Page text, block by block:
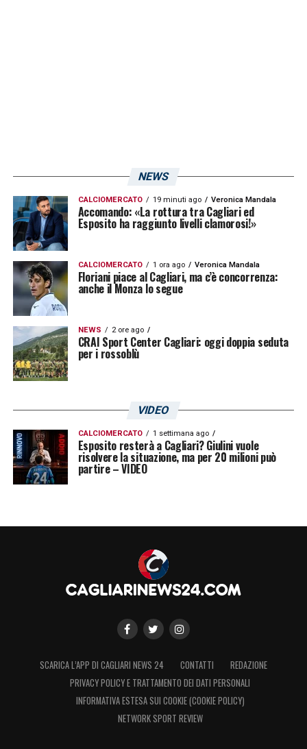
convocato in prima squadra quando il
Cagliari era in Serie B e ha vinto il
campionato. Sono stato convocato con loro
e quello è uno dei ricordi più entusiasmanti»
Ultimissime Cagliari LIVE: tutte le novità
sui rossoblù di Fabio Pisacane
Il 18 agosto 2019 per te rappresenta una
data importante, il tuo esordio con il
Cagliari. Che sensazioni provo ripensando
«Quel giorno ho fatto il mio esordio in Coppa
Italia, poi il 25 agosto ho fatto anche
l’esordio in Serie A. Quelle sensazioni è
proprio come l’avevo immaginato».
Dopo quella stagione hai girovagato in
prestito. Data la tua esperienza pensi che
andare subito in prestito possa giovare ad
un ragazzo o credi che rischi di togliergli
qualcosa?
«Allora, questa è una domanda che ha molte
NEWS
CALCIOMERCATO 19 minuti ago Veronica Mandala
Accomando: «La rottura tra Cagliari ed
Esposito ha raggiunto livelli clamorosi!»
CALCIOMERCATO 1 ora ago Veronica Mandala
Floriani piace al Cagliari, ma c’è concorrenza:
anche il Monza lo segue
NEWS 2 ore ago
CRAI Sport Center Cagliari: oggi doppia seduta
per i rossoblù
VIDEO
CALCIOMERCATO 1 settimana ago
Esposito resterà a Cagliari? Giulini vuole
risolvere la situazione, ma per 20 milioni può
partire – VIDEO
SCARICA L’APP DI CAGLIARI NEWS 24 CONTATTI
REDAZIONE
PRIVACY POLICY E TRATTAMENTO DEI DATI PERSONALI
INFORMATIVA ESTESA SUI COOKIE (COOKIE POLICY)
NETWORK SPORT REVIEW